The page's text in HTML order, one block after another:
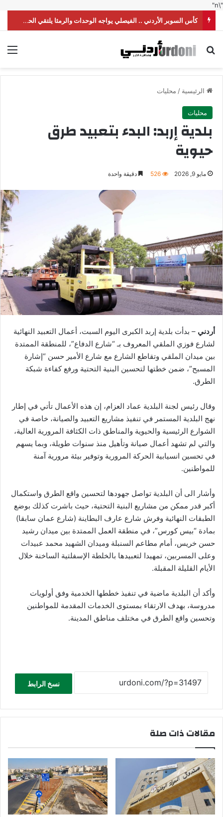
"\n"
كأس السوبر الأردني .. الفيصلي يواجه الوحدات والرمثا يلتقي الحسين
بحث عن
الرئيسية / محليات
محليات
بلدية إربد: البدء بتعبيد طرق
حيوية
مايو 9, 2026 526 دقيقة واحدة
أردني – بدأت بلدية إربد الكبرى اليوم السبت، أعمال التعبيد النهائية
لشارع فوزي الملقي المعروف بـ “شارع الدفاع”، للمنطقة الممتدة
بين ميدان الملقي وتقاطع الشارع مع شارع الأمير حسن “إشارة
المسبح”، ضمن خطتها لتحسين البنية التحتية ورفع كفاءة شبكة
الطرق.
وقال رئيس لجنة البلدية عماد العزام، إن هذه الأعمال تأتي في إطار
نهج البلدية المستمر في تنفيذ مشاريع التعبيد والصيانة، خاصة في
الشوارع الرئيسية والحيوية والمناطق ذات الكثافة المرورية العالية،
والتي لم تشهد أعمال صيانة وتأهيل منذ سنوات طويلة، وبما يسهم
في تحسين انسيابية الحركة المرورية وتوفير بيئة مرورية آمنة
للمواطنين.
وأشار الى أن البلدية تواصل جهودها لتحسين واقع الطرق واستكمال
أكبر قدر ممكن من مشاريع البنية التحتية، حيث باشرت كذلك بوضع
الطبقات النهائية وفرش شارع عارف البطاينة (شارع عمان سابقا)
بمادة “بيس كورس”، في منطقة العمل الممتدة بين ميدان رشيد
حسن خريس، أمام مطاعم السنبلة وميدان الشهيد محمد عبيدات
وعلى المسربين، تمهيدا لتعبيدها بالخلطة الإسفلتية الساخنة خلال
الأيام القليلة المقبلة.
وأكد أن البلدية ماضية في تنفيذ خططها الخدمية وفق أولويات
مدروسة، بهدف الارتقاء بمستوى الخدمات المقدمة للمواطنين
وتحسين واقع الطرق في مختلف مناطق المدينة.
نسخ الرابط
مقالات ذات صلة